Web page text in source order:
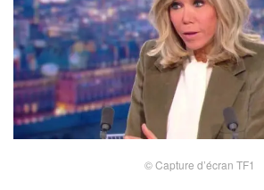
© Capture d’écran TF1